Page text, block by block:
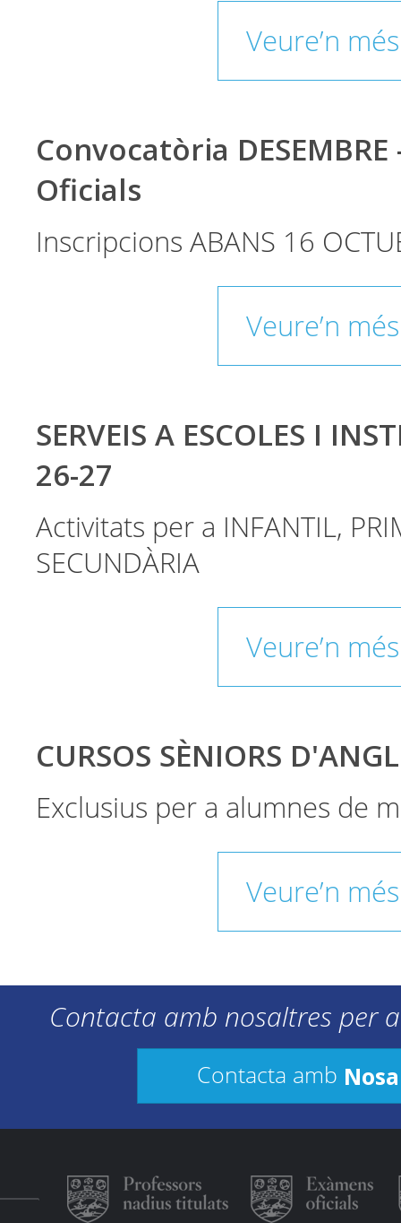
Veure’n més
Convocatòria
Oficials
Inscripcions ABANS 16
Veure’n més
SERVEIS A ESCOLES I
26-27
Activitats per a INFANTIL,
SECUNDÀRIA
Veure’n més
CURSOS SÈNIORS
Exclusius per a alumnes de
Veure’n més
Contacta amb nosaltres per
Contacta amb